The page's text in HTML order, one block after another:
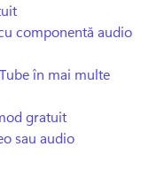
componentă audio
în mai multe
gratuit
sau audio